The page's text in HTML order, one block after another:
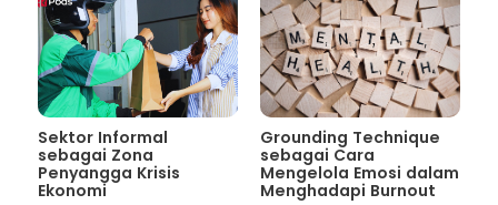
Sektor Informal
sebagai Zona
Penyangga Krisis
Ekonomi
Grounding Technique
sebagai Cara
Mengelola Emosi dalam
Menghadapi Burnout